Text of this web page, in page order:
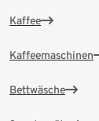
Kaffee
Kaffeemaschinen
Bettwäsche